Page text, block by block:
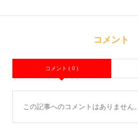
コメント
コメント ( 0 )
この記事へのコメントはありません。